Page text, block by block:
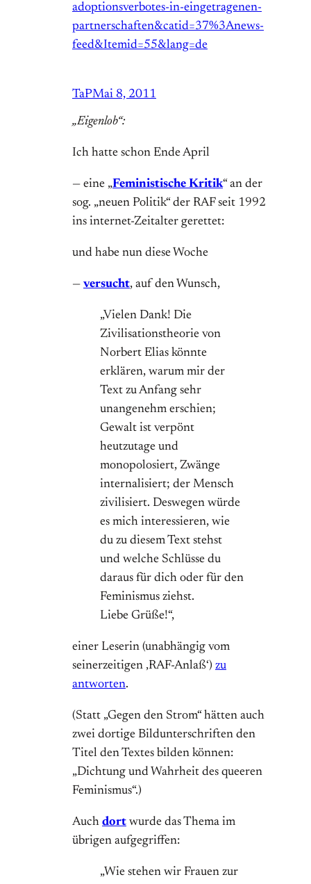
adoptionsverbotes-in-eingetragenen-
partnerschaften&catid=37%3Anews-
feed&Itemid=55&lang=de
TaPMai 8, 2011
„Eigenlob“:
Ich hatte schon Ende April
— eine „Feministische Kritik“ an der
sog. „neuen Politik“ der RAF seit 1992
ins internet-Zeitalter gerettet:
und habe nun diese Woche
— versucht, auf den Wunsch,
„Vielen Dank! Die
Zivilisationstheorie von
Norbert Elias könnte
erklären, warum mir der
Text zu Anfang sehr
unangenehm erschien;
Gewalt ist verpönt
heutzutage und
monopolosiert, Zwänge
internalisiert; der Mensch
zivilisiert. Deswegen würde
es mich interessieren, wie
du zu diesem Text stehst
und welche Schlüsse du
daraus für dich oder für den
Feminismus ziehst.
Liebe Grüße!“,
einer Leserin (unabhängig vom
seinerzeitigen ‚RAF-Anlaß‘) zu
antworten.
(Statt „Gegen den Strom“ hätten auch
zwei dortige Bildunterschriften den
Titel den Textes bilden können:
„Dichtung und Wahrheit des queeren
Feminismus“.)
Auch dort wurde das Thema im
übrigen aufgegriffen:
„Wie stehen wir Frauen zur